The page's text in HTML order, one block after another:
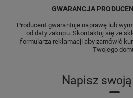
GWARANCJA
Producent gwarantuje naprawę lub
od daty zakupu. Skontaktuj się ze
formularza reklamacji aby zamówić
Twojego
Napisz